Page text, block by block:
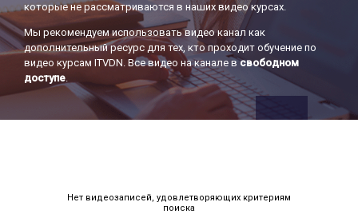
которые не рассматриваются в наших видео курсах.
Мы рекомендуем использовать видео канал как
дополнительный ресурс для тех, кто проходит обучение по
видео курсам ITVDN. Все видео на канале всвободном
доступе.
Нет видеозаписей, удовлетворяющих критериям
поиска